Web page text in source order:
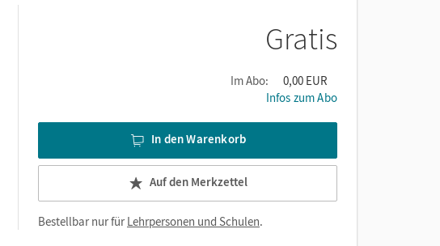
Gratis
Im Abo:
0,00 EUR
Infos zum Abo
In den Warenkorb
Auf den Merkzettel
Bestellbar nur fürLehrpersonen und Schulen.